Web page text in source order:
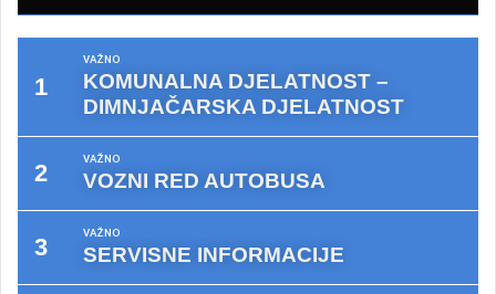
VAŽNO
KOMUNALNA DJELATNOST –
DIMNJAČARSKA DJELATNOST
VAŽNO
VOZNI RED AUTOBUSA
VAŽNO
SERVISNE INFORMACIJE